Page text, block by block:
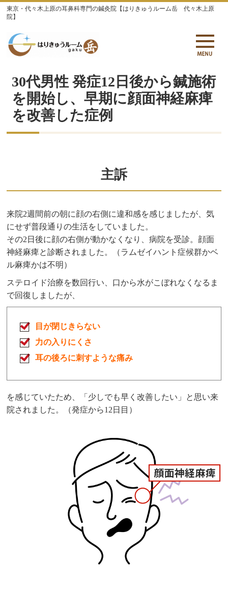
東京・代々木上原の耳鼻科専門の鍼灸院【はりきゅうルーム岳 代々木上原
院】
30代男性 発症12日後から鍼施術
を開始し、早期に顔面神経麻痺
を改善した症例
主訴
来院2週間前の朝に顔の右側に違和感を感じましたが、気
にせず普段通りの生活をしていました。
その2日後に顔の右側が動かなくなり、病院を受診。顔面
神経麻痺と診断されました。（ラムゼイハント症候群かベ
ル麻痺かは不明）
ステロイド治療を数回行い、口から水がこぼれなくなるま
で回復しましたが、
目が閉じきらない
力の入りにくさ
耳の後ろに刺すような痛み
を感じていたため、「少しでも早く改善したい」と思い来
院されました。（発症から12日目）